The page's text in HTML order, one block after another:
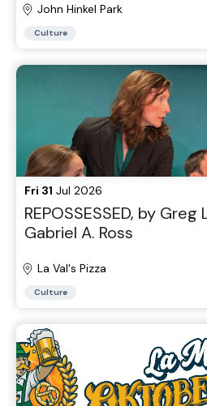
John Hinkel Park
Culture
Fri 31 Jul 2026
REPOSSESSED, by
Gabriel A. Ross
La Val's Pizza
Culture